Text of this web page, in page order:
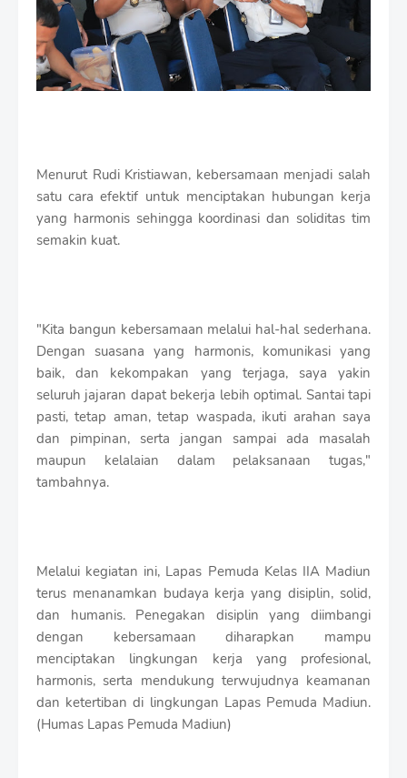
Menurut Rudi Kristiawan, kebersamaan menjadi salah
satu cara efektif untuk menciptakan hubungan kerja
yang harmonis sehingga koordinasi dan soliditas tim
semakin kuat.
"Kita bangun kebersamaan melalui hal-hal sederhana.
Dengan suasana yang harmonis, komunikasi yang
baik, dan kekompakan yang terjaga, saya yakin
seluruh jajaran dapat bekerja lebih optimal. Santai tapi
pasti, tetap aman, tetap waspada, ikuti arahan saya
dan pimpinan, serta jangan sampai ada masalah
maupun kelalaian dalam pelaksanaan tugas,"
tambahnya.
Melalui kegiatan ini, Lapas Pemuda Kelas IIA Madiun
terus menanamkan budaya kerja yang disiplin, solid,
dan humanis. Penegakan disiplin yang diimbangi
dengan kebersamaan diharapkan mampu
menciptakan lingkungan kerja yang profesional,
harmonis, serta mendukung terwujudnya keamanan
dan ketertiban di lingkungan Lapas Pemuda Madiun.
(Humas Lapas Pemuda Madiun)